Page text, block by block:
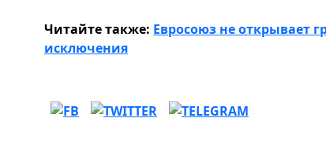
Читайте также: Евросоюз не открывает
исключения